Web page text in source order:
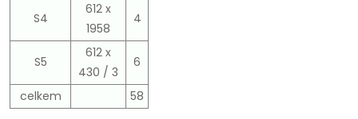
S4
612 x
1958
4
S5
612 x
430 / 3
6
celkem 58